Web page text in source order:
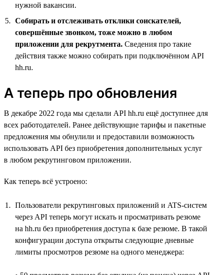
нужной вакансии.
Собирать и отслеживать отклики соискателей,
совершённые звонком, тоже можно в любом
приложении для рекрутмента. Сведения про такие
действия также можно собирать при подключённом API
hh.ru.
А теперь про обновления
В декабре 2022 года мы сделали API hh.ru ещё доступнее для
всех работодателей. Ранее действующие тарифы и пакетные
предложения мы обнулили и предоставили возможность
использовать API без приобретения дополнительных услуг
в любом рекрутинговом приложении.
Как теперь всё устроено:
Пользователи рекрутинговых приложений и ATS-систем
через API теперь могут искать и просматривать резюме
на hh.ru без приобретения доступа к базе резюме. В такой
конфигурации доступа открыты следующие дневные
лимиты просмотров резюме на одного менеджера: